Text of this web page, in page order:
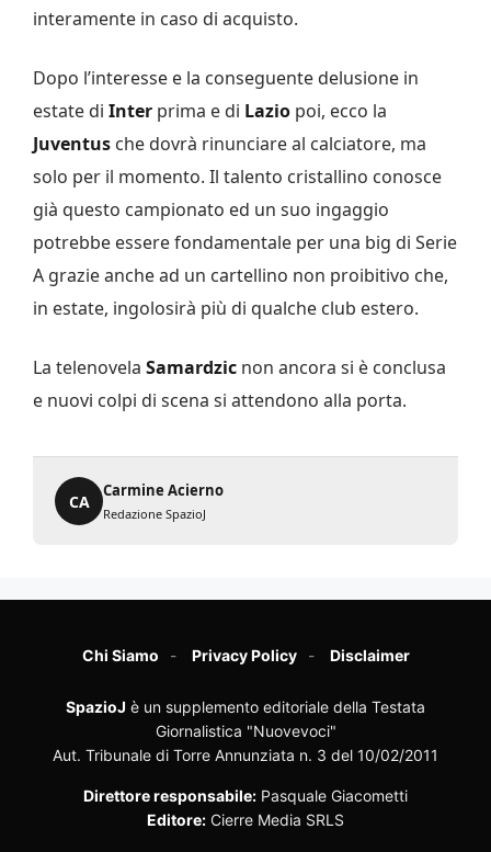
interamente in caso di acquisto.
Dopo l’interesse e la conseguente delusione in
estate di Inter prima e di Lazio poi, ecco la
Juventus che dovrà rinunciare al calciatore, ma
solo per il momento. Il talento cristallino conosce
già questo campionato ed un suo ingaggio
potrebbe essere fondamentale per una big di Serie
A grazie anche ad un cartellino non proibitivo che,
in estate, ingolosirà più di qualche club estero.
La telenovela Samardzic non ancora si è conclusa
e nuovi colpi di scena si attendono alla porta.
CA
Carmine Acierno
Redazione SpazioJ
Chi Siamo Privacy Policy Disclaimer
SpazioJ è un supplemento editoriale della Testata
Giornalistica "Nuovevoci"
Aut. Tribunale di Torre Annunziata n. 3 del 10/02/2011
Direttore responsabile: Pasquale Giacometti
Editore: Cierre Media SRLS